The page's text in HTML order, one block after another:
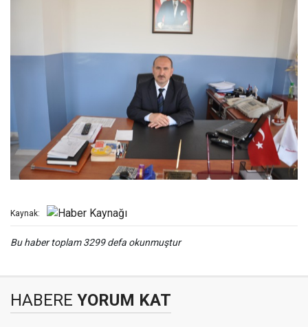
Kaynak:
Bu haber toplam 3299 defa okunmuştur
HABERE YORUM KAT